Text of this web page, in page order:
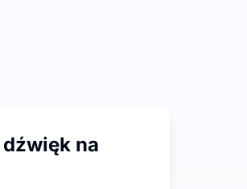
lub rozmiaru pliku, co jest
informacje z obszernej
na